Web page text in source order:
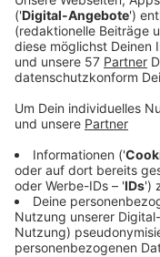
zwischen Aachen-
dreispurig zu
der nächsten
Bisher sind die
dem Regen zum
Das neue
Dienstag (28.11.)
9 und 15 Uhr.
Obwohl die
Arbeitstag